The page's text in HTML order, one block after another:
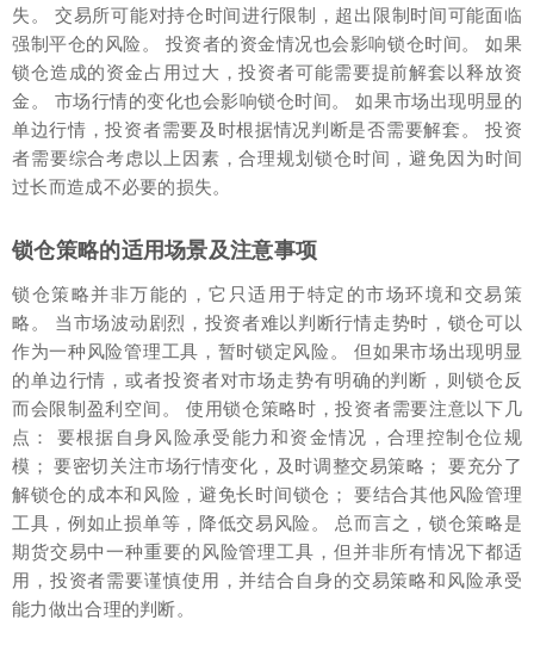
失。 交易所可能对持仓时间进行限制，超出限制时间可能面临
强制平仓的风险。 投资者的资金情况也会影响锁仓时间。 如果
锁仓造成的资金占用过大，投资者可能需要提前解套以释放资
金。 市场行情的变化也会影响锁仓时间。 如果市场出现明显的
单边行情，投资者需要及时根据情况判断是否需要解套。 投资
者需要综合考虑以上因素，合理规划锁仓时间，避免因为时间
过长而造成不必要的损失。
锁仓策略的适用场景及注意事项
锁仓策略并非万能的，它只适用于特定的市场环境和交易策
略。 当市场波动剧烈，投资者难以判断行情走势时，锁仓可以
作为一种风险管理工具，暂时锁定风险。 但如果市场出现明显
的单边行情，或者投资者对市场走势有明确的判断，则锁仓反
而会限制盈利空间。 使用锁仓策略时，投资者需要注意以下几
点： 要根据自身风险承受能力和资金情况，合理控制仓位规
模； 要密切关注市场行情变化，及时调整交易策略； 要充分了
解锁仓的成本和风险，避免长时间锁仓； 要结合其他风险管理
工具，例如止损单等，降低交易风险。 总而言之，锁仓策略是
期货交易中一种重要的风险管理工具，但并非所有情况下都适
用，投资者需要谨慎使用，并结合自身的交易策略和风险承受
能力做出合理的判断。